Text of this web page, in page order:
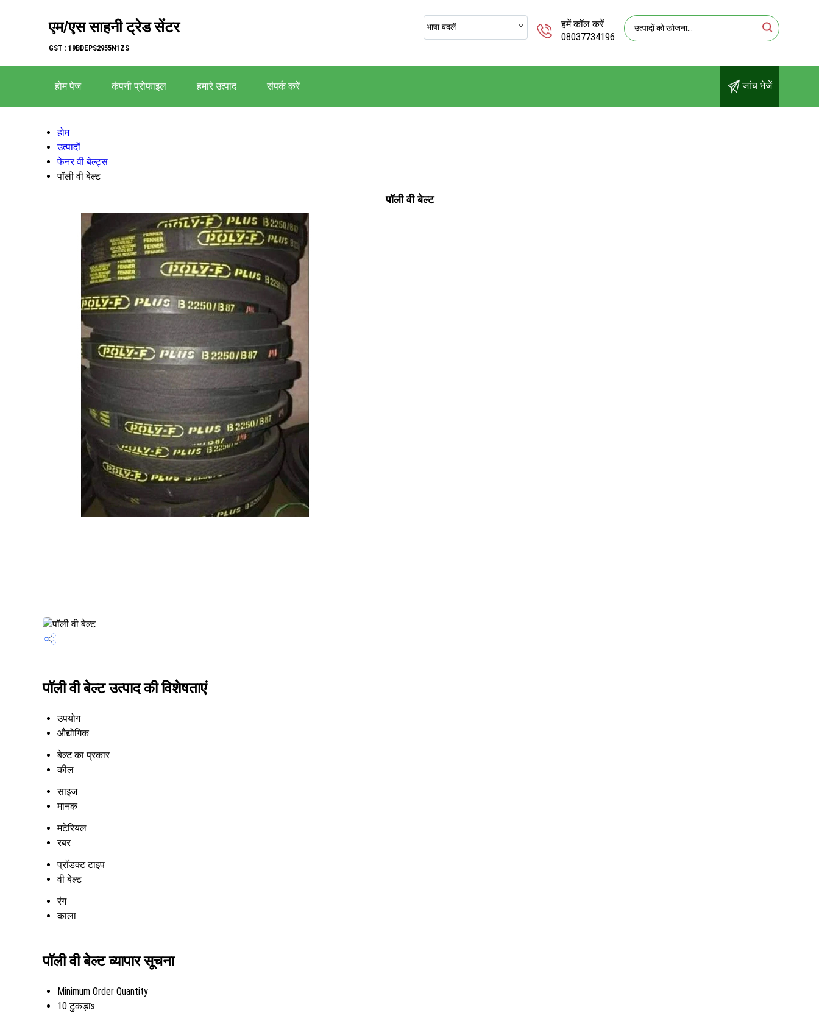
एम/एस साहनी ट्रेड सेंटर
GST : 19BDEPS2955N1ZS
हमें कॉल करें
08037734196
भाषा बदलें
होम पेज कंपनी प्रोफाइल हमारे उत्पाद संपर्क करें जांच भेजें
होम
उत्पादों
फेनर वी बेल्ट्स
पॉली वी बेल्ट
पॉली वी बेल्ट
पॉली वी बेल्ट उत्पाद की विशेषताएं
उपयोग
औद्योगिक
बेल्ट का प्रकार
कील
साइज
मानक
मटेरियल
रबर
प्रॉडक्ट टाइप
वी बेल्ट
रंग
काला
पॉली वी बेल्ट व्यापार सूचना
Minimum Order Quantity
10 टुकड़ाs